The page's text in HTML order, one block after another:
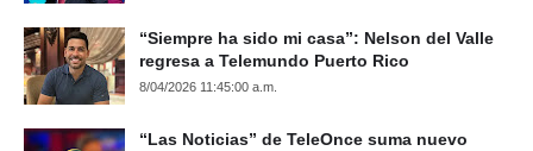
“Siempre ha sido mi casa”: Nelson del Valle
regresa a Telemundo Puerto Rico
8/04/2026 11:45:00 a.m.
“Las Noticias” de TeleOnce suma nuevo